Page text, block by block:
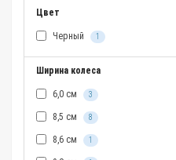
Цвет
Черный 1
Ширина колеса
6,0 см 3
8,5 см 8
8,6 см 1